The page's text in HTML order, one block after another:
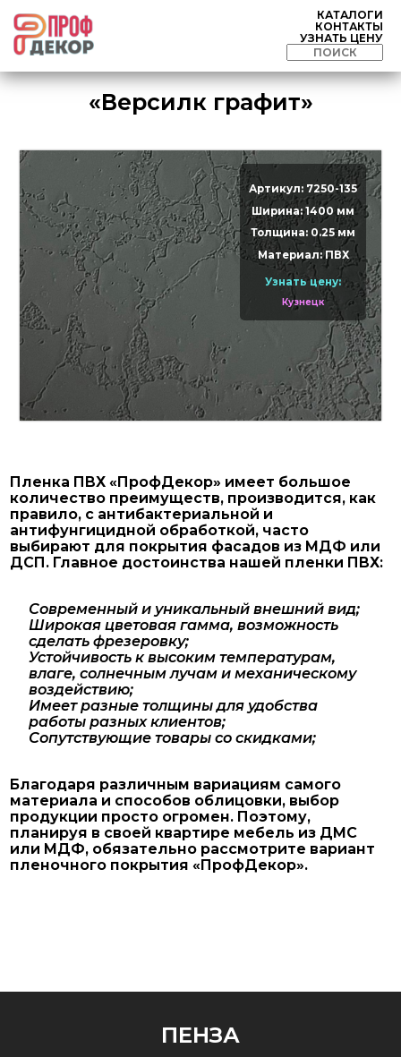
КАТАЛОГИ
КОНТАКТЫ
УЗНАТЬ ЦЕНУ
«Версилк графит»
Артикул: 7250-135
Ширина: 1400 мм
Толщина: 0.25 мм
Материал: ПВХ
Узнать цену:
Кузнецк
Пленка ПВХ «ПрофДекор» имеет большое
количество преимуществ, производится, как
правило, с антибактериальной и
антифунгицидной обработкой, часто
выбирают для покрытия фасадов из МДФ или
ДСП. Главное достоинства нашей пленки ПВХ:
Современный и уникальный внешний вид;
Широкая цветовая гамма, возможность
сделать фрезеровку;
Устойчивость к высоким температурам,
влаге, солнечным лучам и механическому
воздействию;
Имеет разные толщины для удобства
работы разных клиентов;
Сопутствующие товары со скидками;
Благодаря различным вариациям самого
материала и способов облицовки, выбор
продукции просто огромен. Поэтому,
планируя в своей квартире мебель из ДМС
или МДФ, обязательно рассмотрите вариант
пленочного покрытия «ПрофДекор».
ПЕНЗА